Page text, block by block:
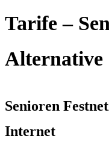
Tarife –
Alternative
Senioren
Internet